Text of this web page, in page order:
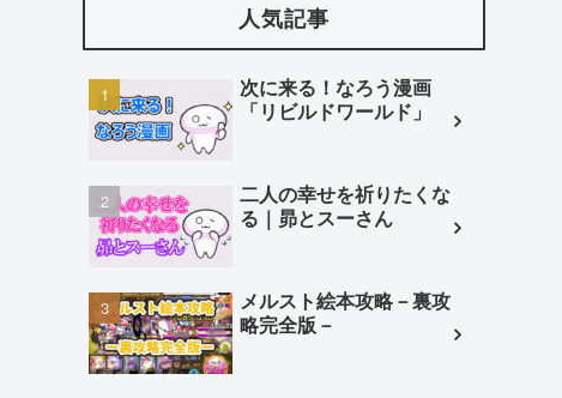
人気記事
次に来る！なろう漫画
「リビルドワールド」
二人の幸せを祈りたくな
る｜昴とスーさん
メルスト絵本攻略－裏攻
略完全版－